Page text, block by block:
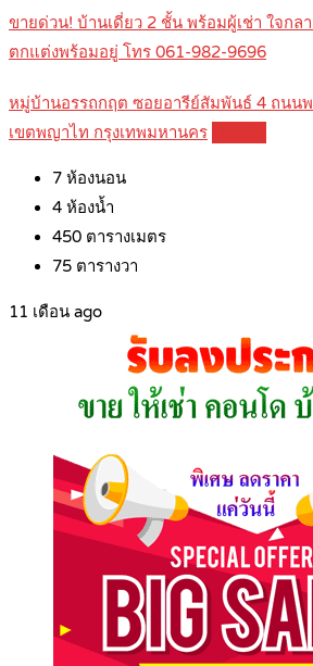
ขายด่วน! บ้านเดี่ยว 2 ชั้น พร้อมผู้เช่า ใจกล
ตกแต่งพร้อมอยู่ โทร 061-982-9696
หมู่บ้านอรรถกฤต ซอยอารีย์สัมพันธ์ 4 ถนน
เขตพญาไท กรุงเทพมหานคร
7 ห้องนอน
4 ห้องน้ำ
450 ตารางเมตร
75 ตารางวา
11 เดือน ago